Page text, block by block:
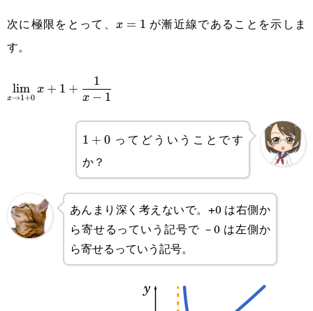
次に極限をとって、 x=1
x = 1 が漸近線であることを示しま
す。
\displaystyle
\lim_{x\rightarrow1+0}
x+1+\frac{1}{x-1}
x→1+0
lim x + 1 +
x − 1
1
1+0
1 + 0ってどういうことです
か？
あんまり深く考えないで。+0 は右側か
ら寄せるっていう記号で －0 は左側か
ら寄せるっていう記号。